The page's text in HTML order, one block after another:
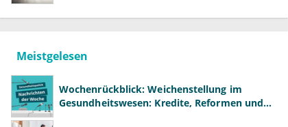
Meistgelesen
Wochenrückblick: Weichenstellung im
Gesundheitswesen: Kredite, Reformen und